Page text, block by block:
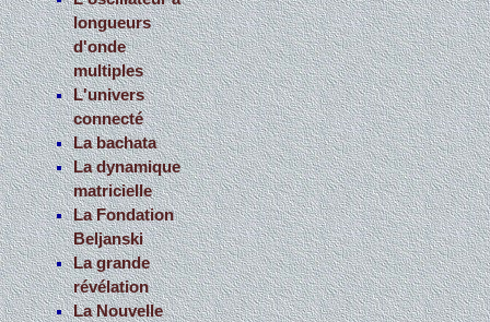
longueurs
d'onde
multiples
L'univers
connecté
La bachata
La dynamique
matricielle
La Fondation
Beljanski
La grande
révélation
La Nouvelle